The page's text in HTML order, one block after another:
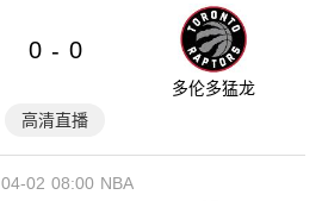
0 - 0
多伦多猛龙
高清直播
08:00
04-02 NBA